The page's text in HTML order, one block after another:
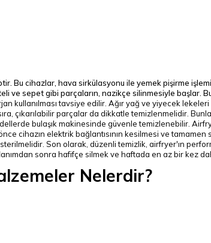
Bu cihazlar, hava sirkülasyonu ile yemek pişirme
ve sepet gibi parçaların, nazikçe silinmesiyle başlar.
kullanılması tavsiye edilir. Ağır yağ ve yiyecek
çıkarılabilir parçalar da dikkatle temizlenmelidir.
bulaşık makinesinde güvenle temizlenebilir.
cihazın elektrik bağlantısının kesilmesi ve tamamen
Son olarak, düzenli temizlik, airfryer'ın
sonra hafifçe silmek ve haftada en az bir kez
Nelerdir?